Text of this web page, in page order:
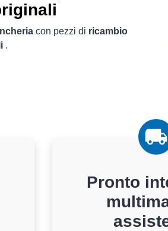
con pezzi di ricambio
.
Pronto